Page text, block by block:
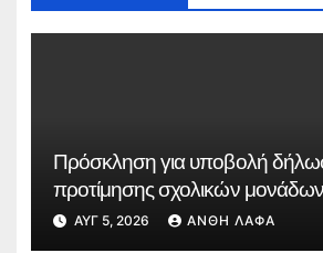
Πρόσκληση για υποβολή
προτίμησης σχολικών μονάδων
συμπλήρωση ωραρίου
κλάδων ΠΕ91.01 – Θεατρικής
ΑΥΓ 5, 2026 ΑΝΘΉ ΛΆΦΑ